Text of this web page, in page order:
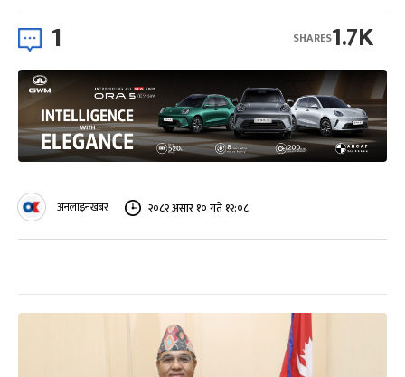
1 1.7K
SHARES
अनलाइनखबर २०८२ असार १० गते १२:०८